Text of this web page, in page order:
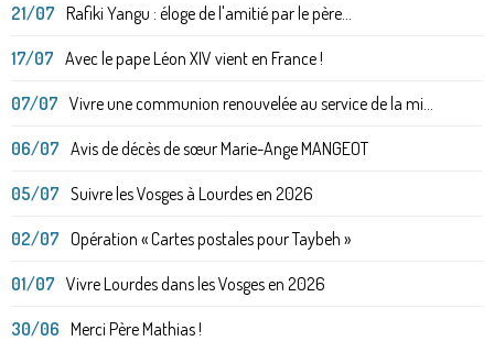
21/07 Rafiki Yangu : éloge de l'amitié par le père...
17/07 Avec le pape Léon XIV vient en France !
07/07 Vivre une communion renouvelée au service de la mi...
06/07 Avis de décès de sœur Marie-Ange MANGEOT
05/07 Suivre les Vosges à Lourdes en 2026
02/07 Opération « Cartes postales pour Taybeh »
01/07 Vivre Lourdes dans les Vosges en 2026
30/06 Merci Père Mathias !